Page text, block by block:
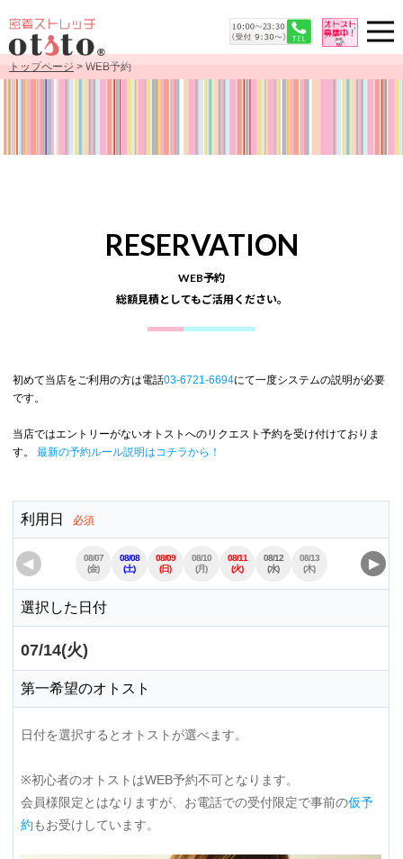
トップページ > WEB予約
RESERVATION
WEB予約
総額見積としてもご活用ください。
初めて当店をご利用の方は電話03-6721-6694にて一度システムの説明が必要
です。
当店ではエントリーがないオトストへのリクエスト予約を受け付けておりま
す。
最新の予約ルール説明はコチラから！
利用日 必須
◀
08/07
(金)
08/08
(土)
08/09
(日)
08/10
(月)
08/11
(火)
08/12
(水)
08/13
(木)
08/15
(土)
▶
選択した日付
07/14(火)
第一希望のオトスト
日付を選択するとオトストが選べます。
※初心者のオトストはWEB予約不可となります。
会員様限定とはなりますが、お電話での受付限定で事前の仮予
約もお受けしています。